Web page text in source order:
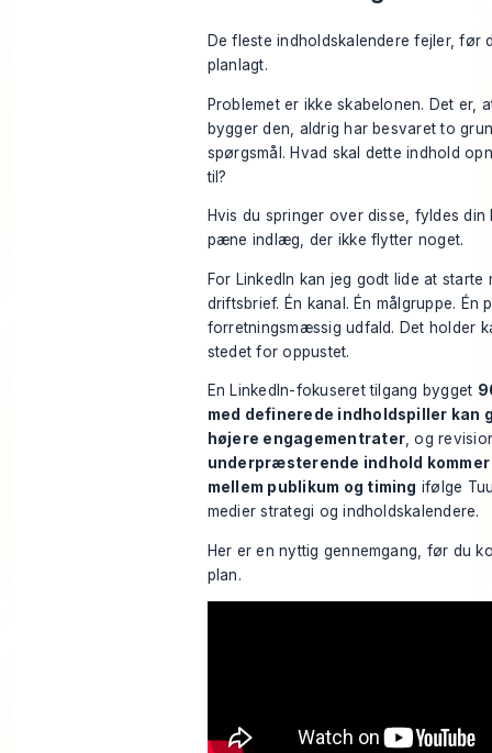
De fleste indholdskalendere fejler, før
planlagt.
Problemet er ikke skabelonen. Det er,
bygger den, aldrig har besvaret to
spørgsmål. Hvad skal dette indhold
til?
Hvis du springer over disse, fyldes din
pæne indlæg, der ikke flytter noget.
For LinkedIn kan jeg godt lide at
driftsbrief. Én kanal. Én målgruppe. Én
forretningsmæssig udfald. Det holder
stedet for oppustet.
En LinkedIn-fokuseret tilgang bygget
med definerede indholdspiller kan
højere engagementrater, og
underpræsterende indhold
mellem publikum og timing ifølge
medier strategi og indholdskalendere.
Her er en nyttig gennemgang, før du
plan.